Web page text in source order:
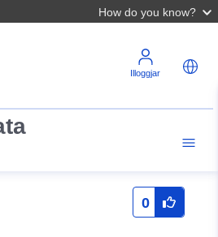
How do you know?
Illoggjar
0